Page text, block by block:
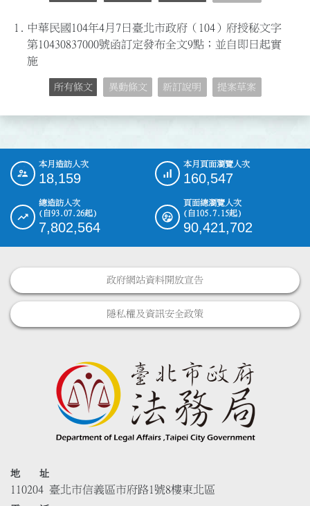
1.
中華民國104年4月7日臺北市政府（104）府授秘文字
第10430837000號函訂定發布全文9點；並自即日起實
施
所有條文 異動條文 新訂說明 提案草案
::: 本月造訪人次
18,159
本月頁面瀏覽人次
160,547
總造訪人次
(自93.07.26起)
7,802,564
頁面總瀏覽人次
(自105.7.15起)
90,421,702
政府網站資料開放宣告
隱私權及資訊安全政策
地 址
110204 臺北市信義區市府路1號8樓東北區